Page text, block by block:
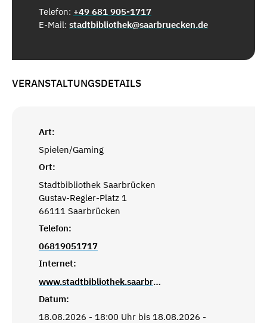
Telefon: +49 681 905-1717
E-Mail: stadtbibliothek@saarbruecken.de
VERANSTALTUNGSDETAILS
Art:
Spielen/Gaming
Ort:
Stadtbibliothek Saarbrücken
Gustav-Regler-Platz 1
66111 Saarbrücken
Telefon:
06819051717
Internet:
www.stadtbibliothek.saarbruecken.de
Datum:
18.08.2026 - 18:00 Uhr bis 18.08.2026 -